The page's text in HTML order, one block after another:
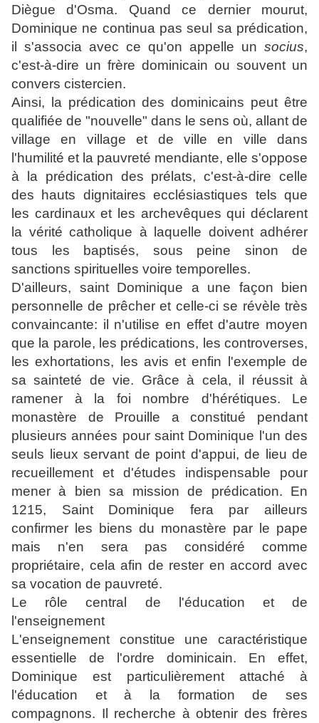
Diègue d'Osma. Quand ce dernier mourut,
Dominique ne continua pas seul sa prédication,
il s'associa avec ce qu'on appelle un socius,
c'est-à-dire un frère dominicain ou souvent un
convers cistercien.
Ainsi, la prédication des dominicains peut être
qualifiée de "nouvelle" dans le sens où, allant de
village en village et de ville en ville dans
l'humilité et la pauvreté mendiante, elle s'oppose
à la prédication des prélats, c'est-à-dire celle
des hauts dignitaires ecclésiastiques tels que
les cardinaux et les archevêques qui déclarent
la vérité catholique à laquelle doivent adhérer
tous les baptisés, sous peine sinon de
sanctions spirituelles voire temporelles.
D'ailleurs, saint Dominique a une façon bien
personnelle de prêcher et celle-ci se révèle très
convaincante: il n'utilise en effet d'autre moyen
que la parole, les prédications, les controverses,
les exhortations, les avis et enfin l'exemple de
sa sainteté de vie. Grâce à cela, il réussit à
ramener à la foi nombre d'hérétiques. Le
monastère de Prouille a constitué pendant
plusieurs années pour saint Dominique l'un des
seuls lieux servant de point d'appui, de lieu de
recueillement et d'études indispensable pour
mener à bien sa mission de prédication. En
1215, Saint Dominique fera par ailleurs
confirmer les biens du monastère par le pape
mais n'en sera pas considéré comme
propriétaire, cela afin de rester en accord avec
sa vocation de pauvreté.
Le rôle central de l'éducation et de
l'enseignement
L'enseignement constitue une caractéristique
essentielle de l'ordre dominicain. En effet,
Dominique est particulièrement attaché à
l'éducation et à la formation de ses
compagnons. Il recherche à obtenir des frères